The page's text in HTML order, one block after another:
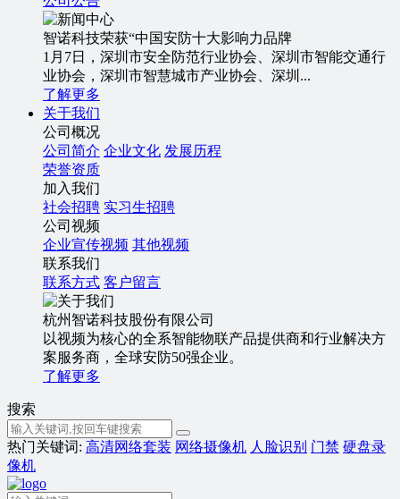
智诺科技荣获“中国安防十大影响力品牌
1月7日，深圳市安全防范行业协会、深圳市智能交通行
业协会，深圳市智慧城市产业协会、深圳...
了解更多
关于我们
公司概况
公司简介 企业文化 发展历程
荣誉资质
加入我们
社会招聘 实习生招聘
公司视频
企业宣传视频 其他视频
联系我们
联系方式 客户留言
杭州智诺科技股份有限公司
以视频为核心的全系智能物联产品提供商和行业解决方
案服务商，全球安防50强企业。
了解更多
搜索
热门关键词: 高清网络套装 网络摄像机 人脸识别 门禁 硬盘录
像机